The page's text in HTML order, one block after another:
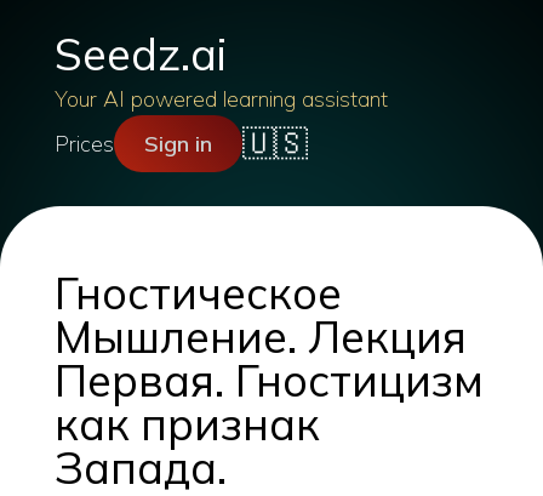
Seedz.ai
Your AI powered learning assistant
Prices
Sign in 🇺🇸
Гностическое
Мышление. Лекция
Первая. Гностицизм
как признак
Запада.